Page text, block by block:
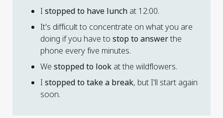
Istopped to have lunch at 12:00.
It's difficult to concentrate on what you are
doing if you have to stop to answerthe
phone every five minutes.
We stopped to look at the wildflowers.
Istopped to take a break, but I'll start again
soon.